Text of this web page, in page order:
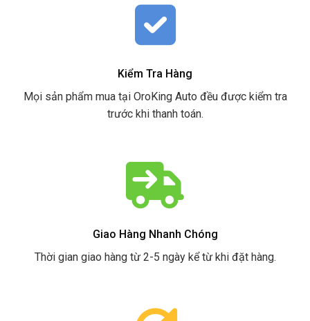
Kiểm Tra Hàng
Mọi sản phẩm mua tại OroKing Auto đều được kiểm tra
trước khi thanh toán.
Giao Hàng Nhanh Chóng
Thời gian giao hàng từ 2-5 ngày kể từ khi đặt hàng.